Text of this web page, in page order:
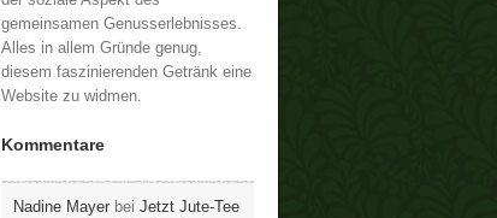
gemeinsamen Genusserlebnisses.
Alles in allem Gründe genug,
diesem faszinierenden Getränk eine
Website zu widmen.
Kommentare
Nadine Mayer bei Jetzt Jute-Tee